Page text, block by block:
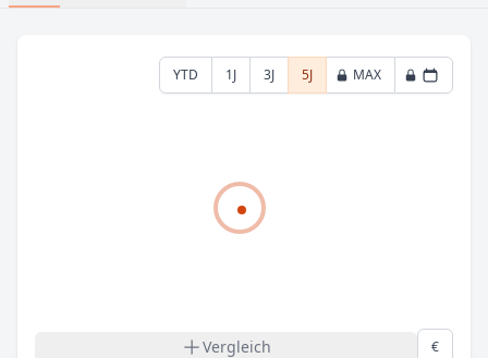
YTD 1J 3J 5J MAX
Vergleich €